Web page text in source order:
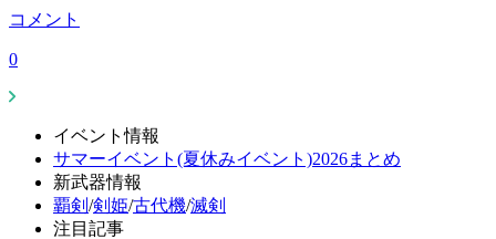
コメント
0
イベント情報
サマーイベント(夏休みイベント)2026まとめ
新武器情報
覇剣 /剣姫/古代機/滅剣
注目記事